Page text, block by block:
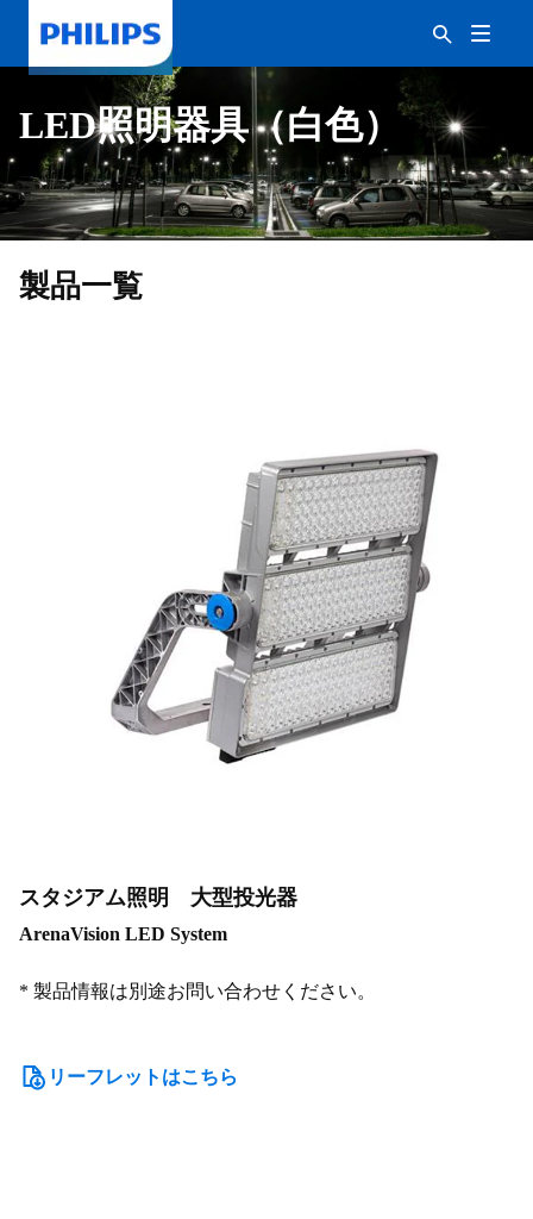
LED照明器具（白色）
製品一覧
スタジアム照明 大型投光器
ArenaVision LED System
* 製品情報は別途お問い合わせください。
リーフレットはこちら